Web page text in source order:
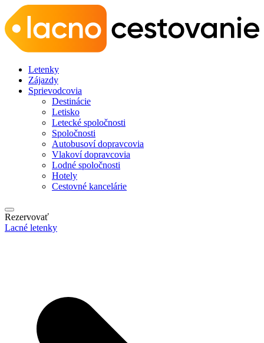
Letenky
Zájazdy
Sprievodcovia
Destinácie
Letisko
Letecké spoločnosti
Spoločnosti
Autobusoví dopravcovia
Vlakoví dopravcovia
Lodné spoločnosti
Hotely
Cestovné kancelárie
Rezervovať
Lacné letenky